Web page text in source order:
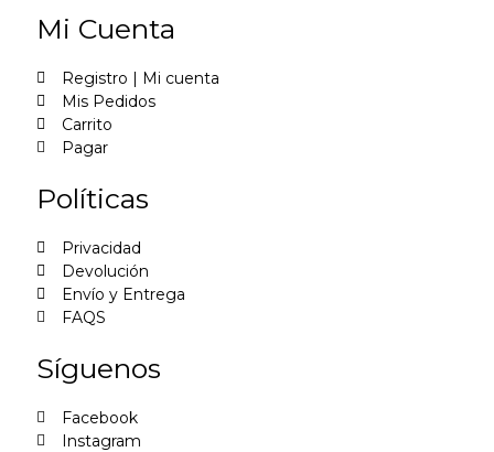
Mi Cuenta
Registro | Mi cuenta
Mis Pedidos
Carrito
Pagar
Políticas
Privacidad
Devolución
Envío y Entrega
FAQS
Síguenos
Facebook
Instagram